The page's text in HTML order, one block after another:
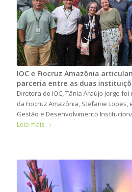
IOC e Fiocruz Amazônia
parceria entre as duas
Diretora do IOC, Tânia Araújo Jorge
da Fiocruz Amazônia, Stefanie Lopes,
Gestão e Desenvolvimento
Leia mais